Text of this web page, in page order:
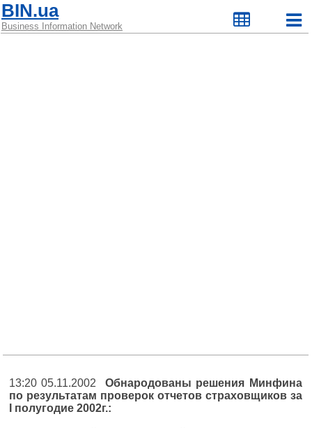
BIN.ua
Business Information Network
13:20 05.11.2002 Обнародованы решения Минфина
по результатам проверок отчетов страховщиков за
I полугодие 2002г.: